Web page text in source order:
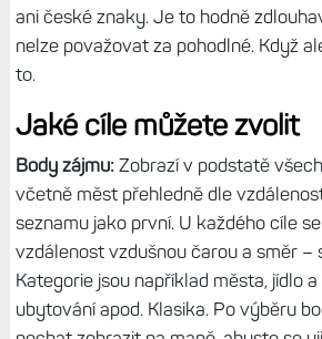
ani české znaky. Je to hodně
nelze považovat za pohodlné. Když
to.
Jaké cíle můžete zvolit
Body zájmu: Zobrazí v podstatě
včetně měst přehledně dle
seznamu jako první. U každého cíle
vzdálenost vzdušnou čarou a směr –
Kategorie jsou například města, jídlo
ubytování apod. Klasika. Po výběru